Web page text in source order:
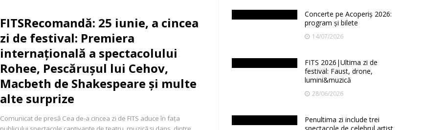
FITSRecomandă: 25 iunie, a cincea
zi de festival: Premiera
internațională a spectacolului
Rohee, Pescărușul lui Cehov,
Macbeth de Shakespeare și multe
alte surprize
Comunicat de presă Cea de-a cincea zi de FITS aduce în fața
Concerte pe Acoperiș 2026:
program și bilete
14/07/2026
FITS 2026|Ultima zi de
festival: Faust, drone,
lumini&muzică
28/06/2026
Penultima zi include trei